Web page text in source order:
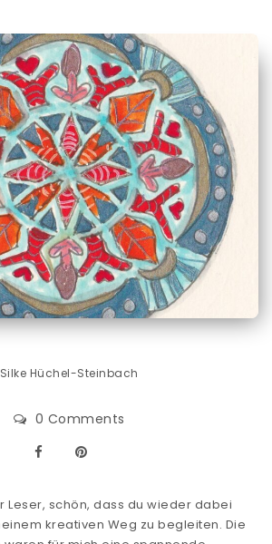
Silke Hüchel-Steinbach
0 Comments
Leser, schön, dass du wieder dabei
kreativen Weg zu begleiten. Die